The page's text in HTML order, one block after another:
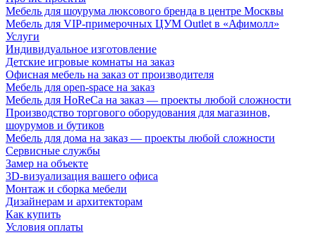
Мебель для шоурума люксового бренда в центре Москвы
Мебель для VIP-примерочных ЦУМ Outlet в «Афимолл»
Услуги
Индивидуальное изготовление
Детские игровые комнаты на заказ
Офисная мебель на заказ от производителя
Мебель для open-space на заказ
Мебель для HoReCa на заказ — проекты любой сложности
Производство торгового оборудования для магазинов,
шоурумов и бутиков
Мебель для дома на заказ — проекты любой сложности
Сервисные службы
Замер на объекте
3D-визуализация вашего офиса
Монтаж и сборка мебели
Дизайнерам и архитекторам
Как купить
Условия оплаты